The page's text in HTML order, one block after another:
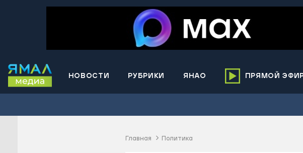
НОВОСТИ РУБРИКИ ЯНАО
район
ПРЯМОЙ
Главная Политика